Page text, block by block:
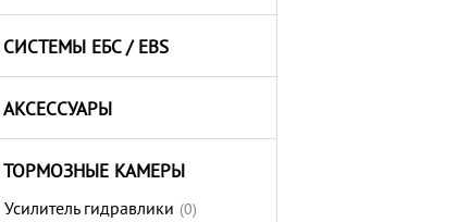
СИСТЕМЫ ЕБС / EBS
АКСЕССУАРЫ
ТОРМОЗНЫЕ КАМЕРЫ
Усилитель гидравлики (0)